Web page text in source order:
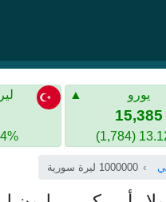
يورو
15,385
13.12%
(11)
1000000 ليرة سورية